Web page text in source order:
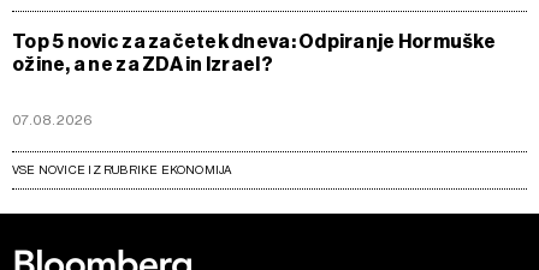
Top 5 novic za začetek dneva: Odpiranje Hormuške
ožine, a ne za ZDA in Izrael?
07.08.2026
VSE NOVICE IZ RUBRIKE EKONOMIJA